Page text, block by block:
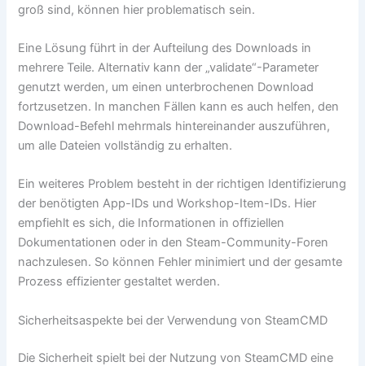
groß sind, können hier problematisch sein.
Eine Lösung führt in der Aufteilung des Downloads in
mehrere Teile. Alternativ kann der „validate“-Parameter
genutzt werden, um einen unterbrochenen Download
fortzusetzen. In manchen Fällen kann es auch helfen, den
Download-Befehl mehrmals hintereinander auszuführen,
um alle Dateien vollständig zu erhalten.
Ein weiteres Problem besteht in der richtigen Identifizierung
der benötigten App-IDs und Workshop-Item-IDs. Hier
empfiehlt es sich, die Informationen in offiziellen
Dokumentationen oder in den Steam-Community-Foren
nachzulesen. So können Fehler minimiert und der gesamte
Prozess effizienter gestaltet werden.
Sicherheitsaspekte bei der Verwendung von SteamCMD
Die Sicherheit spielt bei der Nutzung von SteamCMD eine